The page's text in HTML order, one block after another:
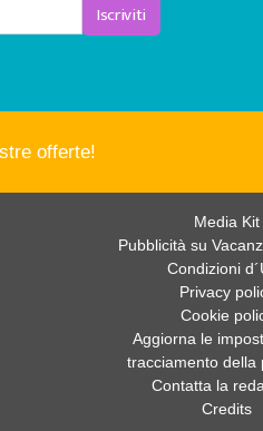
Iscriviti
offerte!
Media Kit
Pubblicità su
Condizioni
Privacy
Cookie
Aggiorna le
tracciamento della
Contatta la
Credits